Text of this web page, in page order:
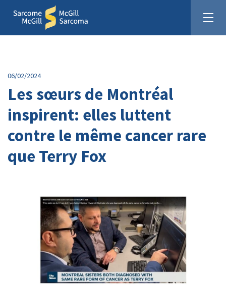
06/02/2024
Les sœurs de Montréal
inspirent: elles luttent
contre le même cancer rare
que Terry Fox
Unis pour la cause du sarcome
Faites un don :